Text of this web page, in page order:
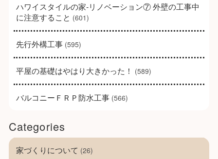
ハワイスタイルの家-リノベーション⑦ 外壁の工事中
に注意すること (601)
先行外構工事(595)
平屋の基礎はやはり大きかった！ (589)
バルコニーＦＲＰ防水工事(566)
Categories
家づくりについて (26)